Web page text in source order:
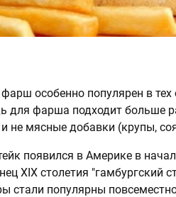
фарш особенно популярен в
для фарша подходит больше
не мясные добавки (крупы,
появился в Америке в
XIX столетия "гамбургский
стали популярны